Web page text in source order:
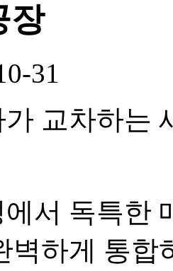
장
31
교차하는
서 독특한
벽하게 통합